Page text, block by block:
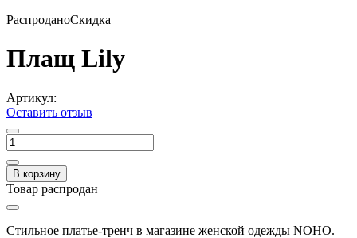
РаспроданоСкидка
Плащ Lily
Артикул:
Оставить отзыв
В корзину
Товар распродан
Стильное платье-тренч в магазине женской одежды NOHO.